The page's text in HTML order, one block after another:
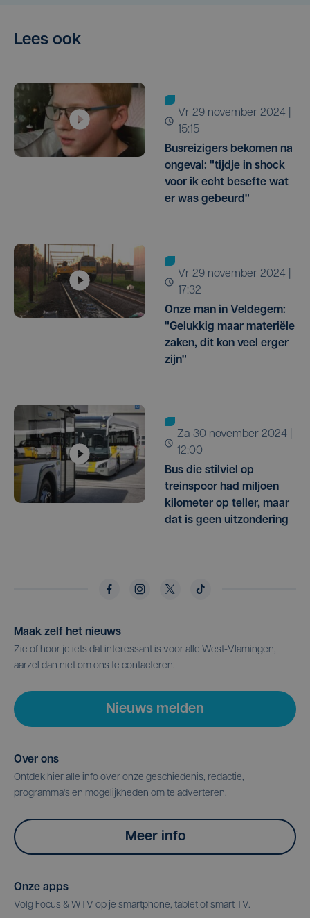
Lees ook
vr 29 november 2024 |
15:15
Busreizigers bekomen na
ongeval: "tijdje in shock
voor ik echt besefte wat
er was gebeurd"
vr 29 november 2024 |
17:32
Onze man in Veldegem:
"Gelukkig maar materiële
zaken, dit kon veel erger
zijn"
za 30 november 2024 |
12:00
Bus die stilviel op
treinspoor had miljoen
kilometer op teller, maar
dat is geen uitzondering
Maak zelf het nieuws
Zie of hoor je iets dat interessant is voor alle West-Vlamingen,
aarzel dan niet om ons te contacteren.
Nieuws melden
Over ons
Ontdek hier alle info over onze geschiedenis, redactie,
programma's en mogelijkheden om te adverteren.
Meer info
Onze apps
Volg Focus & WTV op je smartphone, tablet of smart TV.